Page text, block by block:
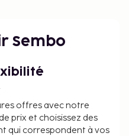
à
comprendre les
dommages :
: 4.40 EUR par
taxe ne s'applique
Sembo
offres avec notre
prix et choisissez des
qui correspondent à vos